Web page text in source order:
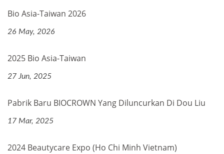
Bio Asia-Taiwan 2026
26 May, 2026
2025 Bio Asia-Taiwan
27 Jun, 2025
Pabrik Baru BIOCROWN Yang Diluncurkan Di Dou Liu
17 Mar, 2025
2024 Beautycare Expo (Ho Chi Minh Vietnam)